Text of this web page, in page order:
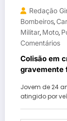
Redação
Bombeiros,
Militar, Moto,
Comentários
Colisão em
gravemente
Jovem de 24
atingido por